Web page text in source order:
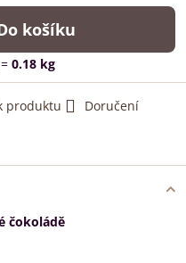
Do košíku
0.18kg
produktu Doručení
čokoládě